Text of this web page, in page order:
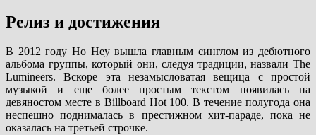
Релиз и достижения
В 2012 году Ho Hey вышла главным синглом из дебютного
альбома группы, который они, следуя традиции, назвали The
Lumineers. Вскоре эта незамысловатая вещица с простой
музыкой и еще более простым текстом появилась на
девяностом месте в Billboard Hot 100. В течение полугода она
неспешно поднималась в престижном хит-параде, пока не
оказалась на третьей строчке.